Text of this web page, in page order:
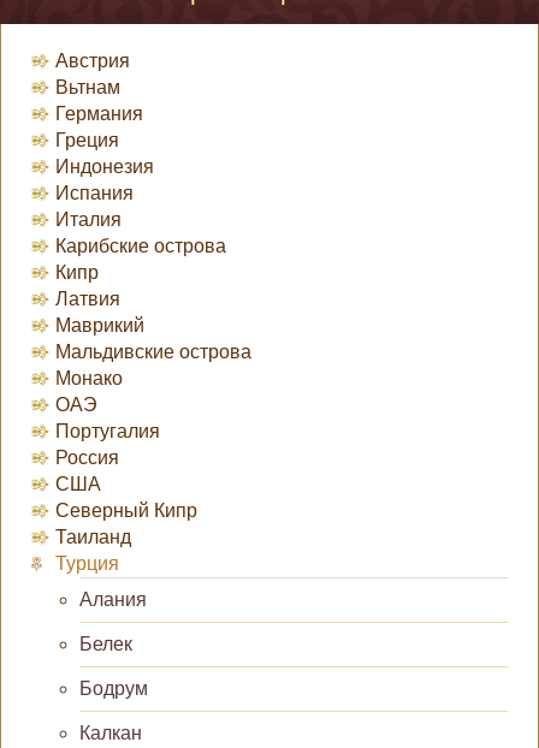
Австрия
Вьтнам
Германия
Греция
Индонезия
Испания
Италия
Карибские острова
Кипр
Латвия
Маврикий
Мальдивские острова
Монако
ОАЭ
Португалия
Россия
США
Северный Кипр
Таиланд
Турция
Алания
Белек
Бодрум
Калкан